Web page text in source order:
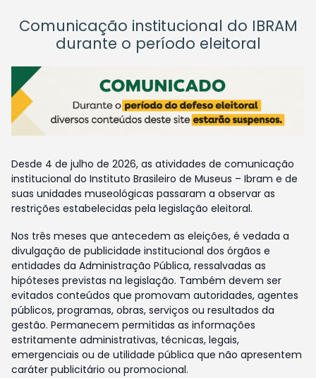
Comunicação institucional do IBRAM
durante o período eleitoral
Desde 4 de julho de 2026, as atividades de comunicação
institucional do Instituto Brasileiro de Museus – Ibram e de
suas unidades museológicas passaram a observar as
restrições estabelecidas pela legislação eleitoral.
Nos três meses que antecedem as eleições, é vedada a
divulgação de publicidade institucional dos órgãos e
entidades da Administração Pública, ressalvadas as
hipóteses previstas na legislação. Também devem ser
evitados conteúdos que promovam autoridades, agentes
públicos, programas, obras, serviços ou resultados da
gestão. Permanecem permitidas as informações
estritamente administrativas, técnicas, legais,
emergenciais ou de utilidade pública que não apresentem
caráter publicitário ou promocional.